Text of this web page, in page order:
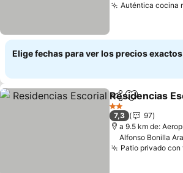
Auténtica cocina
Elige fechas para ver los precios exactos
CompartirAgregar a
Residencias
2 Estrellas
7,3
97
a 9.5 km de:
Alfonso Bonilla
Patio privado con